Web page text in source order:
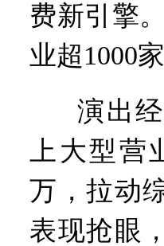
费新引擎
业超1000
演出
上大型
万，拉动
表现抢眼